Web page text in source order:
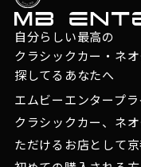
自分らしい最高の
クラシックカー・ネ
探してるあなたへ
エムビーエンタープラ
クラシックカー、ネ
ただけるお店として